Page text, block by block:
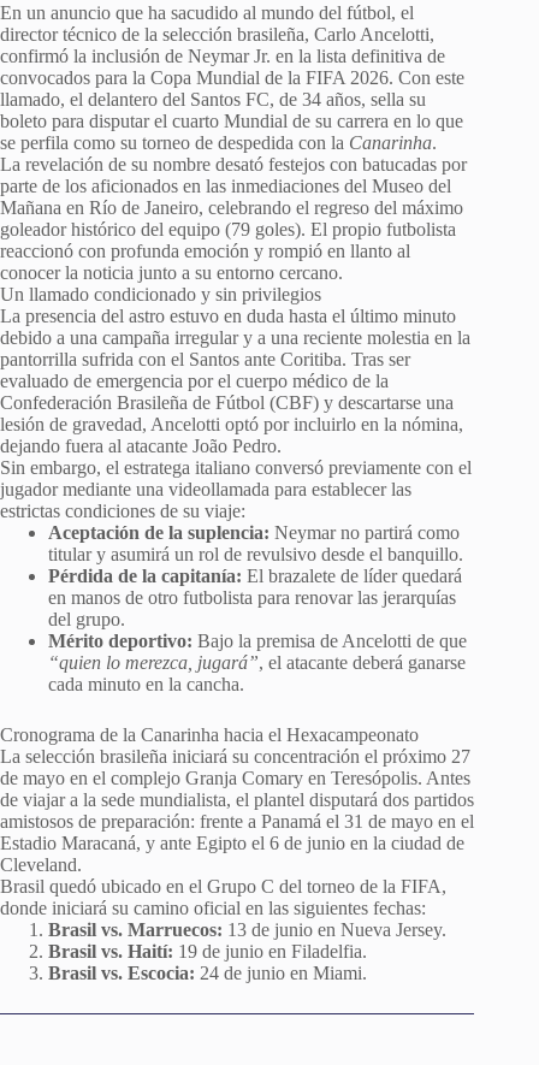
En un anuncio que ha sacudido al mundo del fútbol, el
director técnico de la selección brasileña, Carlo Ancelotti,
confirmó la inclusión de Neymar Jr. en la lista definitiva de
convocados para la Copa Mundial de la FIFA 2026. Con este
llamado, el delantero del Santos FC, de 34 años, sella su
boleto para disputar el cuarto Mundial de su carrera en lo que
se perfila como su torneo de despedida con la Canarinha.
La revelación de su nombre desató festejos con batucadas por
parte de los aficionados en las inmediaciones del Museo del
Mañana en Río de Janeiro, celebrando el regreso del máximo
goleador histórico del equipo (79 goles). El propio futbolista
reaccionó con profunda emoción y rompió en llanto al
conocer la noticia junto a su entorno cercano.
Un llamado condicionado y sin privilegios
La presencia del astro estuvo en duda hasta el último minuto
debido a una campaña irregular y a una reciente molestia en la
pantorrilla sufrida con el Santos ante Coritiba. Tras ser
evaluado de emergencia por el cuerpo médico de la
Confederación Brasileña de Fútbol (CBF) y descartarse una
lesión de gravedad, Ancelotti optó por incluirlo en la nómina,
dejando fuera al atacante João Pedro.
Sin embargo, el estratega italiano conversó previamente con el
jugador mediante una videollamada para establecer las
estrictas condiciones de su viaje:
Aceptación de la suplencia: Neymar no partirá como
titular y asumirá un rol de revulsivo desde el banquillo.
Pérdida de la capitanía: El brazalete de líder quedará
en manos de otro futbolista para renovar las jerarquías
del grupo.
Mérito deportivo: Bajo la premisa de Ancelotti de que
“quien lo merezca, jugará”, el atacante deberá ganarse
cada minuto en la cancha.
Cronograma de la Canarinha hacia el Hexacampeonato
La selección brasileña iniciará su concentración el próximo 27
de mayo en el complejo Granja Comary en Teresópolis. Antes
de viajar a la sede mundialista, el plantel disputará dos partidos
amistosos de preparación: frente a Panamá el 31 de mayo en el
Estadio Maracaná, y ante Egipto el 6 de junio en la ciudad de
Cleveland.
Brasil quedó ubicado en el Grupo C del torneo de la FIFA,
donde iniciará su camino oficial en las siguientes fechas:
Brasil vs. Marruecos: 13 de junio en Nueva Jersey.
Brasil vs. Haití: 19 de junio en Filadelfia.
Brasil vs. Escocia: 24 de junio en Miami.